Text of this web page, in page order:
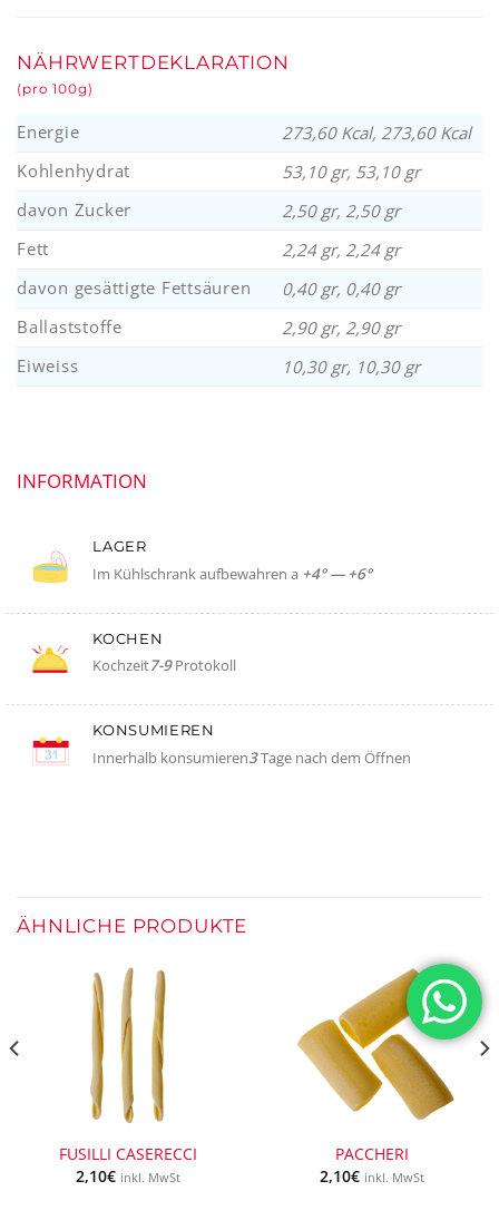
NÄHRWERTDEKLARATION
(pro 100g)
Energie
273,60 Kcal, 273,60 Kcal
Kohlenhydrat
53,10 gr, 53,10 gr
davon Zucker
2,50 gr, 2,50 gr
Fett
2,24 gr, 2,24 gr
davon gesättigte Fettsäuren
0,40 gr, 0,40 gr
Ballaststoffe
2,90 gr, 2,90 gr
Eiweiss
10,30 gr, 10,30 gr
INFORMATION
LAGER
Im Kühlschrank aufbewahren a +4° — +6°
KOCHEN
Kochzeit7-9Protokoll
KONSUMIEREN
Innerhalb konsumieren3Tage nach dem Öffnen
ÄHNLICHE PRODUKTE
FUSILLI CASERECCI
2,10€ inkl. MwSt
PACCHERI
2,10€ inkl. MwSt